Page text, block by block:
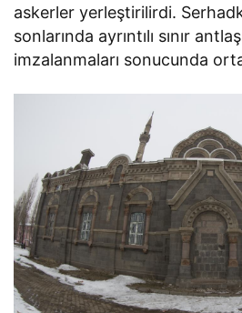
askerler yerleştirilirdi.
sonlarında ayrıntılı sınır
imzalanmaları sonucunda